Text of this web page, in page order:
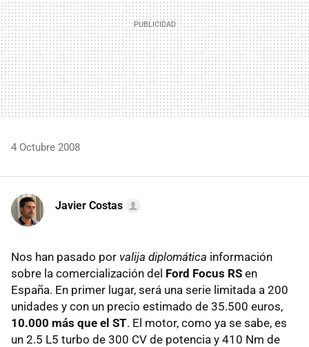
4 Octubre 2008
Javier Costas
Nos han pasado por valija diplomática información
sobre la comercialización del Ford Focus RS en
España. En primer lugar, será una serie limitada a 200
unidades y con un precio estimado de 35.500 euros,
10.000 más que el ST. El motor, como ya se sabe, es
un 2.5 L5 turbo de 300 CV de potencia y 410 Nm de